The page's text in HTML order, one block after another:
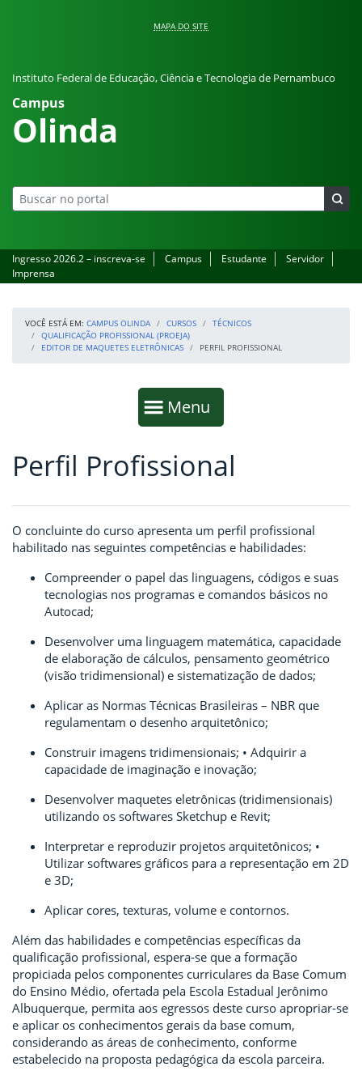
MAPA DO SITE
Instituto Federal de Educação, Ciência e Tecnologia de Pernambuco
Campus
Olinda
Ingresso 2026.2 – inscreva-se Campus Estudante
Servidor
Imprensa
VOCÊ ESTÁ EM: CAMPUS OLINDA CURSOS
TÉCNICOS
QUALIFICAÇÃO PROFISSIONAL (PROEJA)
EDITOR DE MAQUETES ELETRÔNICAS
PERFIL PROFISSIONAL
Mostrar
Menu
Fim da navegação
Início do conteúdo
Perfil Profissional
O concluinte do curso apresenta um perfil profissional
habilitado nas seguintes competências e habilidades:
Compreender o papel das linguagens, códigos e suas
tecnologias nos programas e comandos básicos no
Autocad;
Desenvolver uma linguagem matemática, capacidade
de elaboração de cálculos, pensamento geométrico
(visão tridimensional) e sistematização de dados;
Aplicar as Normas Técnicas Brasileiras – NBR que
regulamentam o desenho arquitetônico;
Construir imagens tridimensionais; • Adquirir a
capacidade de imaginação e inovação;
Desenvolver maquetes eletrônicas (tridimensionais)
utilizando os softwares Sketchup e Revit;
Interpretar e reproduzir projetos arquitetônicos; •
Utilizar softwares gráficos para a representação em 2D
e 3D;
Aplicar cores, texturas, volume e contornos.
Além das habilidades e competências específicas da
qualificação profissional, espera-se que a formação
propiciada pelos componentes curriculares da Base Comum
do Ensino Médio, ofertada pela Escola Estadual Jerônimo
Albuquerque, permita aos egressos deste curso apropriar-se
e aplicar os conhecimentos gerais da base comum,
considerando as áreas de conhecimento, conforme
estabelecido na proposta pedagógica da escola parceira.